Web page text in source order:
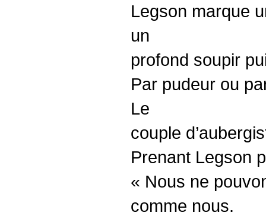
Legson marque
un
profond soupir
Par pudeur ou
Le
couple
Prenant Legson
« Nous ne
comme nous.